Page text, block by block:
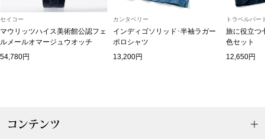
トレーナー／
セーター／カ
セイコー
マウリッツハイス美術館公認フェ
ルメールオマージュウオッチ
54,780円
カンタベリー
インディゴソリッド･半袖ラガー
ポロシャツ
13,200円
トラベルパー
旅に役立つ
色セット
12,650円
コンテンツ